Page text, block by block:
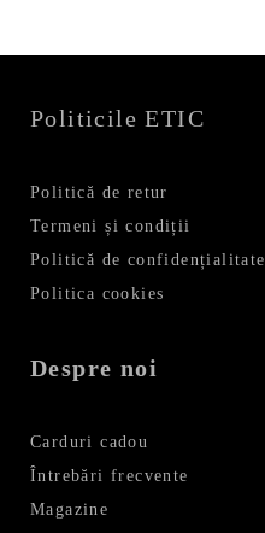
Politicile ETIC
Politică de retur
Termeni și condiții
Politică de confidențialitate
Politica cookies
Despre noi
Carduri cadou
Întrebări frecvente
Magazine